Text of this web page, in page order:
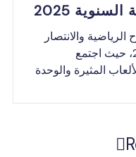
2025
والانتصار
2025، حيث اجتمع
والوحدة